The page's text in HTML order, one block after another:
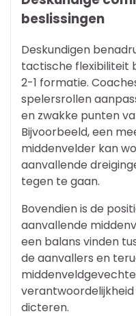
beslissingen
Deskundigen
tactische flexibiliteit
2-1 formatie.
spelersrollen
en zwakke punten
Bijvoorbeeld, een
middenvelder kan
aanvallende
tegen te gaan.
Bovendien is de
aanvallende
een balans vinden
de aanvallers en
dicteren.